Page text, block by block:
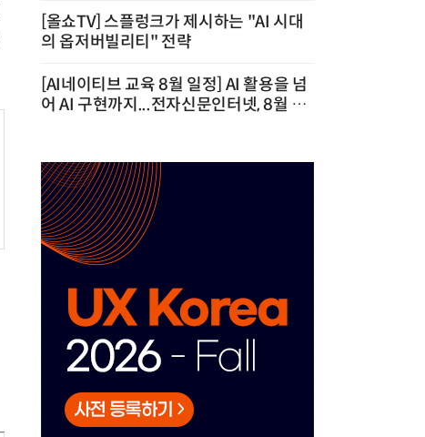
[올쇼TV] 스플렁크가 제시하는 "AI 시대
의 옵저버빌리티" 전략
[AI네이티브 교육 8월 일정] AI 활용을 넘
어 AI 구현까지...전자신문인터넷, 8월 실